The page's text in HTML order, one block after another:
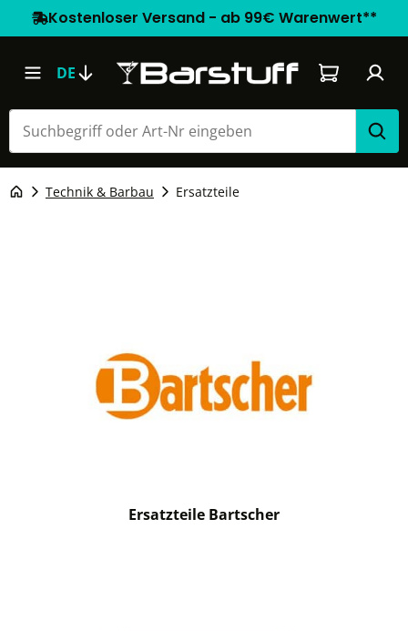
Kostenloser Versand - ab 99€ Warenwert**
DE Warenkorb
Technik & Barbau Ersatzteile
Ersatzteile Bartscher